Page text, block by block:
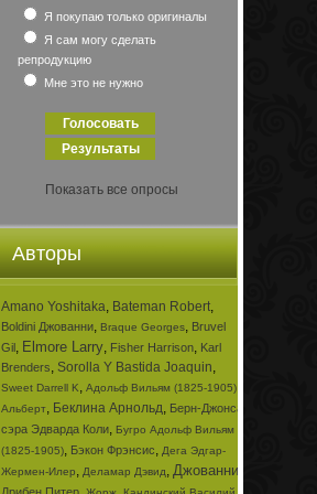
Я покупаю только оригиналы
Я сам могу сделать
репродукцию
Мне это не нужно
Показать все опросы
Авторы
Amano Yoshitaka, Bateman Robert,
Boldini Джованни, Braque Georges, Bruvel
Gil, Elmore Larry, Fisher Harrison, Karl
Brenders, Sorolla Y Bastida Joaquin,
Sweet Darrell K, Адольф Вильям (1825-1905)
Альберт, Беклина Арнольд, Берн-Джонса
сэра Эдварда Коли, Бугро Адольф Вильям
(1825-1905), Бэкон Фрэнсис, Дега Эдгар-
Жермен-Илер, Деламар Дэвид, Джованни